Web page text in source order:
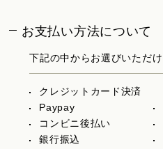
お支払い方法について
下記の中からお選びいただけ
クレジットカード決済
Paypay
コンビニ後払い
銀行振込